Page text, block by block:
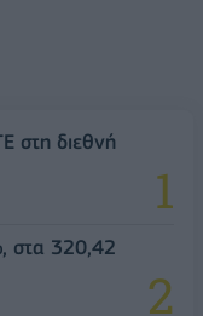
στη διεθνή
στα 320,42